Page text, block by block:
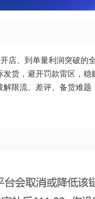
店、到单量利润突破的
货，避开罚款雷区，
限流、差评、备货难题